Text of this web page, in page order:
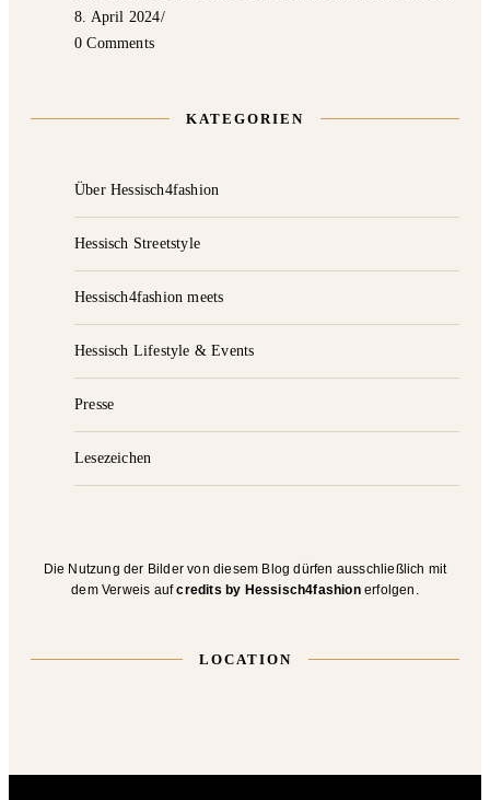
8. April 2024/
0 Comments
KATEGORIEN
Über Hessisch4fashion
Hessisch Streetstyle
Hessisch4fashion meets
Hessisch Lifestyle & Events
Presse
Lesezeichen
Die Nutzung der Bilder von diesem Blog dürfen ausschließlich mit
dem Verweis aufcredits by Hessisch4fashionerfolgen.
LOCATION